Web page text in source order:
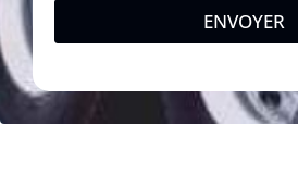
ENVOYER